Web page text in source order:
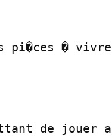
pi�ces � vivre
de jouer